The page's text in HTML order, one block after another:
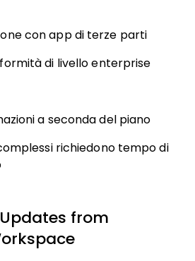
con app di terze parti
di livello enterprise
a seconda del piano
richiedono tempo di
from